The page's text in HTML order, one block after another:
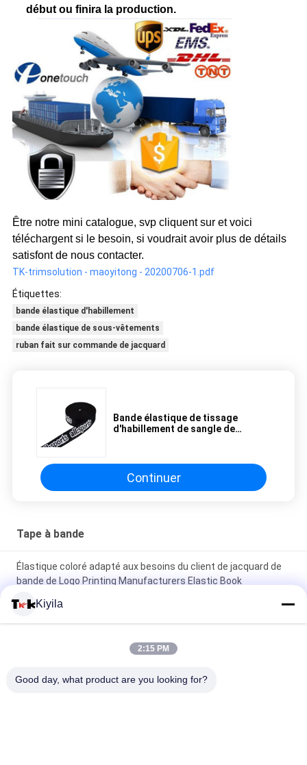
début ou finira la production.
Être notre mini catalogue, svp cliquent sur et voici
téléchargent si le besoin, si voudrait avoir plus de détails
satisfont de nous contacter.
TK-trimsolution - maoyitong - 20200706-1.pdf
Étiquettes:
bande élastique d'habillement
bande élastique de sous-vêtements
ruban fait sur commande de jacquard
Bande élastique de tissage
d'habillement de sangle de
Continuer
Tape à bande
Élastique coloré adapté aux besoins du client de jacquard de
bande de Logo Printing Manufacturers Elastic Book
Copie d'écran faite sur commande de silicium de bande
élastique de jacquard de gymnase de yoga pour des sous-
vestes 1cm 2cm 3cm adaptés aux besoins du client
Kiyila
2:15 PM
Good day, what product are you looking for?